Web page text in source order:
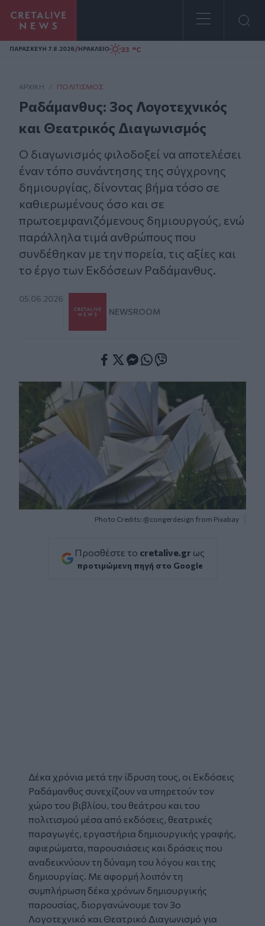
Homepage
ΠΑΡΑΣΚΕΥΗ 7.8.2026/ΗΡΑΚΛΕΙΟ 33 °C
ΑΡΧΙΚΗ / ΠΟΛΙΤΙΣΜΌΣ
Ραδάμανθυς: 3ος Λογοτεχνικός
και Θεατρικός Διαγωνισμός
Ο διαγωνισμός φιλοδοξεί να αποτελέσει
έναν τόπο συνάντησης της σύγχρονης
δημιουργίας, δίνοντας βήμα τόσο σε
καθιερωμένους όσο και σε
πρωτοεμφανιζόμενους δημιουργούς, ενώ
παράλληλα τιμά ανθρώπους που
συνδέθηκαν με την πορεία, τις αξίες και
το έργο των Εκδόσεων Ραδάμανθυς.
05.06.2026
NEWSROOM
Photo Credits: @congerdesign from Pixabay
Προσθέστε το cretalive.gr ως
προτιμώμενη πηγή στο Google
Δέκα χρόνια μετά την ίδρυση τους, οι Εκδόσεις
Ραδάμανθυς συνεχίζουν να υπηρετούν τον
χώρο του βιβλίου, του θεάτρου και του
πολιτισμού μέσα από εκδόσεις, θεατρικές
παραγωγές, εργαστήρια δημιουργικής γραφής,
αφιερώματα, παρουσιάσεις και δράσεις που
αναδεικνύουν τη δύναμη του λόγου και της
δημιουργίας. Με αφορμή λοιπόν τη
συμπλήρωση δέκα χρόνων δημιουργικής
παρουσίας, διοργανώνουμε τον 3ο
Λογοτεχνικό και Θεατρικό Διαγωνισμό για